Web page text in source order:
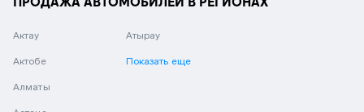
Актау
Актобе
Алматы
Атырау
Показать еще